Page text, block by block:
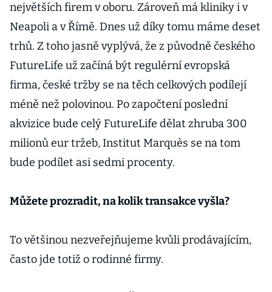
největších firem v oboru. Zároveň má kliniky i v
Neapoli a v Římě. Dnes už díky tomu máme deset
trhů. Z toho jasně vyplývá, že z původně českého
FutureLife už začíná být regulérní evropská
firma, české tržby se na těch celkových podílejí
méně než polovinou. Po započtení poslední
akvizice bude celý FutureLife dělat zhruba 300
milionů eur tržeb, Institut Marquès se na tom
bude podílet asi sedmi procenty.
Můžete prozradit, na kolik transakce vyšla?
To většinou nezveřejňujeme kvůli prodávajícím,
často jde totiž o rodinné firmy.